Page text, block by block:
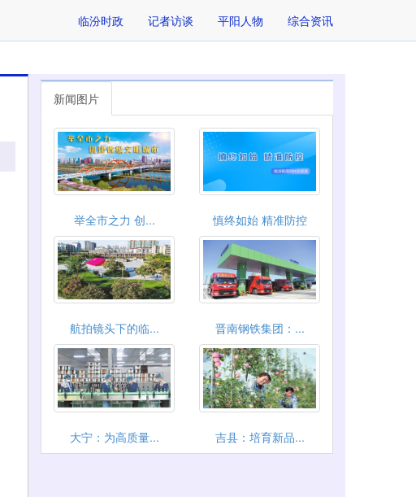
临汾时政 记者访谈 平阳人物 综合资讯
新闻图片
举全市之力 创... 慎终如始 精准防控
航拍镜头下的临... 晋南钢铁集团：...
大宁：为高质量... 吉县：培育新品...